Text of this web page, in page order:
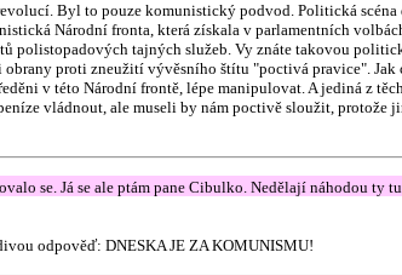
Byl to pouze komunistický podvod. Politická
Národní fronta, která získala v parlamentních
tajných služeb. Vy znáte takovou
proti zneužití vývěsního štítu "poctivá pravice".
v této Národní frontě, lépe manipulovat. A jediná z
vládnout, ale museli by nám poctivě sloužit,
se. Já se ale ptám pane Cibulko. Nedělají náhodou
odpověď: DNESKA JE ZA KOMUNISMU!